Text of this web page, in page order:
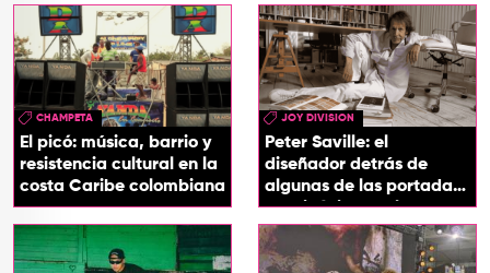
CHAMPETA
El picó: música, barrio y
resistencia cultural en la
costa Caribe colombiana
JOY DIVISION
Peter Saville: el
diseñador detrás de
algunas de las portadas
más icónicas del rock